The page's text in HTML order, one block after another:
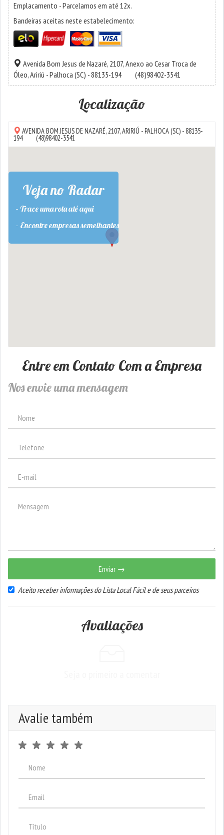
Emplacamento - Parcelamos em até 12x.
Bandeiras aceitas neste estabelecimento:
Avenida Bom Jesus de Nazaré, 2107, Anexo ao Cesar Troca de
Óleo,Aririú -Palhoca (SC) - 88135-194 (48)98402-3541
Localização
AVENIDA BOM JESUS DE NAZARÉ, 2107,ARIRIÚ -PALHOCA (SC) - 88135-
194 (48)98402-3541
Veja no Radar
- Trace uma rota até aqui
- Encontre empresas semelhantes
Entre em Contato Com a Empresa
Nos envie uma mensagem
Enviar →
Aceito receber informações do Lista Local Fácil e de seus parceiros
Avaliações
Avalie também